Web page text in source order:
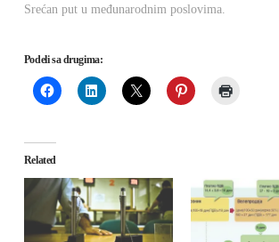
Srećan put u međunarodnim poslovima.
Podeli sa drugima:
Related